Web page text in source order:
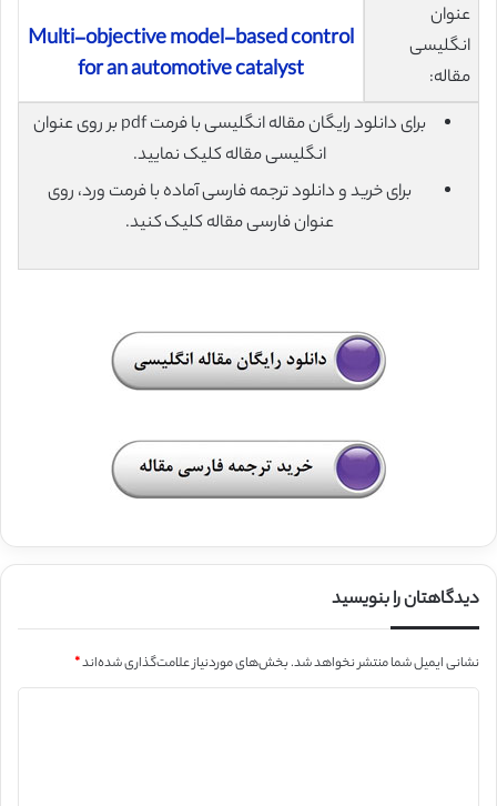
عنوان
انگلیسی
مقاله:
Multi-objective model-based control
for an automotive catalyst
برای دانلود رایگان مقاله انگلیسی با فرمت pdf بر روی عنوان
انگلیسی مقاله کلیک نمایید.
برای خرید و دانلود ترجمه فارسی آماده با فرمت ورد، روی
عنوان فارسی مقاله کلیک کنید.
دیدگاهتان را بنویسید
نشانی ایمیل شما منتشر نخواهد شد.بخش‌های موردنیاز علامت‌گذاری شده‌اند*